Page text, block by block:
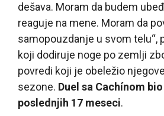
dešava. Moram da budem
reaguje na mene. Moram da
samopouzdanje u svom telu“,
koji dodiruje noge po zemlji
povredi koji je obeležio
sezone. Duel sa Cachínom
poslednjih 17 meseci.